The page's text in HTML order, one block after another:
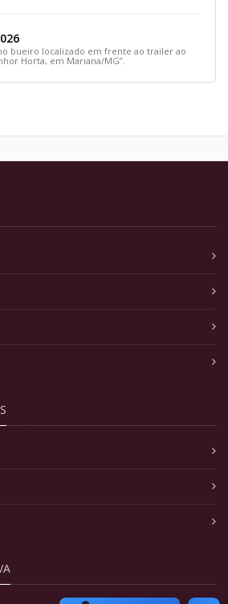
bueiro localizado em frente ao trailer ao
Horta, em Mariana/MG”.